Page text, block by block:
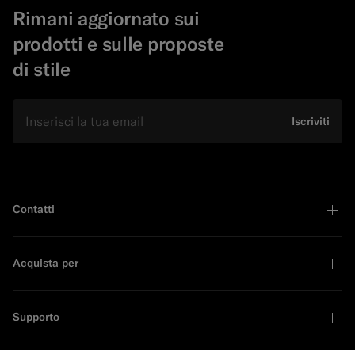
Rimani aggiornato sui
prodotti e sulle proposte
di stile
Iscriviti
Contatti
Acquista per
Supporto